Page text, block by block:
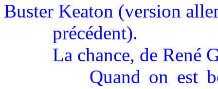
Buster Keaton (version
précédent).
La chance, de René
Quand on est